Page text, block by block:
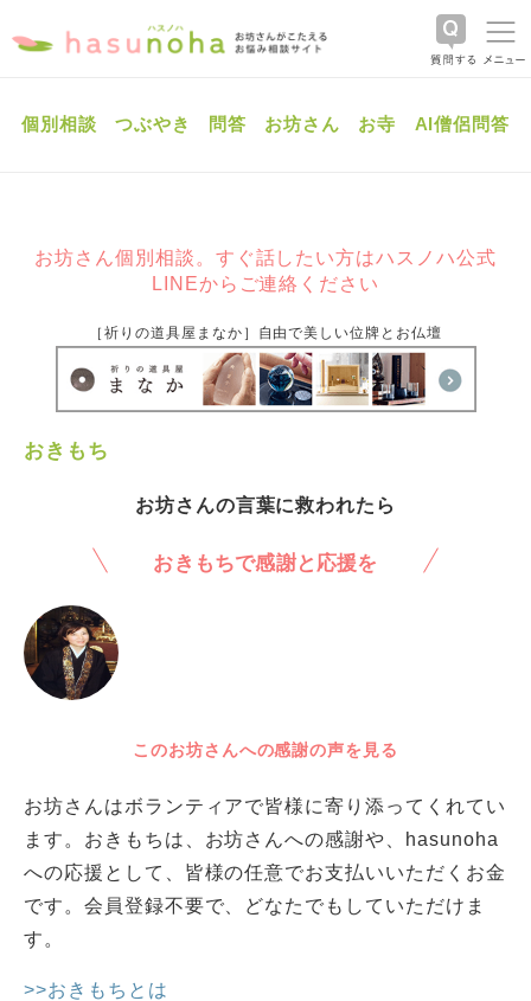
個別相談 つぶやき 問答 お坊さん お寺 AI僧侶問答
お坊さん個別相談。すぐ話したい方はハスノハ公式
LINEからご連絡ください
［祈りの道具屋まなか］自由で美しい位牌とお仏壇
おきもち
お坊さんの言葉に救われたら
おきもちで感謝と応援を
このお坊さんへの感謝の声を見る
お坊さんはボランティアで皆様に寄り添ってくれてい
ます。おきもちは、お坊さんへの感謝や、hasunoha
への応援として、皆様の任意でお支払いいただくお金
です。会員登録不要で、どなたでもしていただけま
す。
>>おきもちとは